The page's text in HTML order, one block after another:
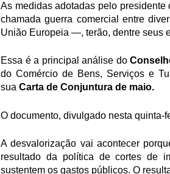
As medidas adotadas pelo
chamada guerra comercial entre
União Europeia —, terão, dentre seus
Essa é a principal análise do
do Comércio de Bens, Serviços e
sua Carta de Conjuntura de maio.
O documento, divulgado nesta
A desvalorização vai acontecer
resultado da política de cortes de
sustentem os gastos públicos. O